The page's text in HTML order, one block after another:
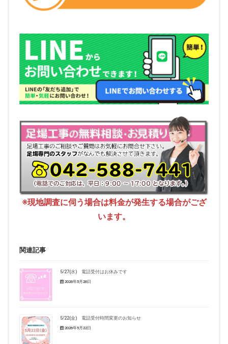
※現地調査に伺う場合は料金が発生する場合がござ
います。
関連記事
5/27(水) 電話受付はお休みです
2026年5月26日
5/22(金) 電話受付時間変更のお知らせ
2026年5月22日